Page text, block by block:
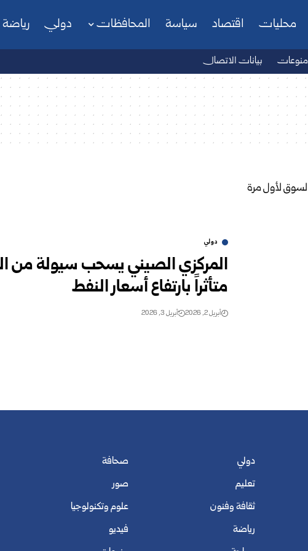
محليات اقتصاد سياسة المحافظات دولي رياضة
منوعات بيانات الاتصال
دولي
المركزي الصيني يسحب سيولة من
متأثراً بارتفاع أسعار النفط
أبريل 2, 2026 أبريل 3, 2026
دولي
تعليم
ثقافة وفنون
رياضة
صحافة
صور
علوم وتكنولوجيا
فيديو